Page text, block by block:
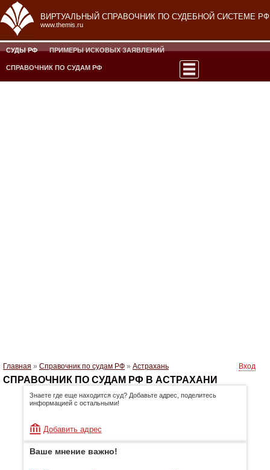
ВИРТУАЛЬНЫЙ СПРАВОЧНИК ПО СУДЕБНОЙ СИСТЕМЕ РФ
www.themis.ru
СУДЫ РФ ПРИМЕРЫ ИСКОВЫХ ЗАЯВЛЕНИЙ
СПРАВОЧНИК ПО СУДАМ РФ
Главная » Справочник по судам РФ » Астрахань Вход
СПРАВОЧНИК ПО СУДАМ РФ В АСТРАХАНИ
Знаете где еще находится суд? Добавьте адрес, поделитесь
информацией с остальными!
Добавить адрес
Ваше мнение важно!